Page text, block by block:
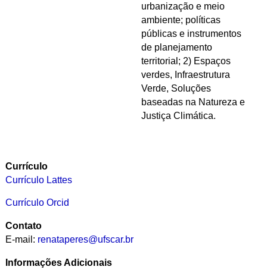
urbanização e meio
ambiente; políticas
públicas e instrumentos
de planejamento
territorial; 2) Espaços
verdes, Infraestrutura
Verde, Soluções
baseadas na Natureza e
Justiça Climática.
Currículo
Currículo Lattes
Currículo Orcid
Contato
E-mail: renataperes@ufscar.br
Informações Adicionais